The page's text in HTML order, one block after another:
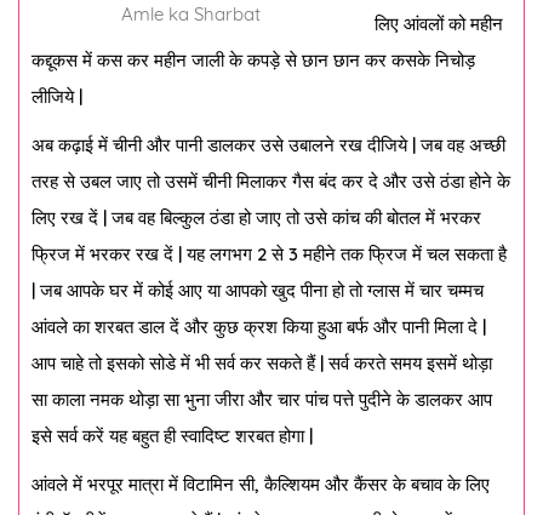
Amle ka Sharbat
लिए आंवलों को महीन
कद्दूकस में कस कर महीन जाली के कपड़े से छान छान कर कसके निचोड़
लीजिये |
अब कढ़ाई में चीनी और पानी डालकर उसे उबालने रख दीजिये | जब वह अच्छी
तरह से उबल जाए तो उसमें चीनी मिलाकर गैस बंद कर दे और उसे ठंडा होने के
लिए रख दें | जब वह बिल्कुल ठंडा हो जाए तो उसे कांच की बोतल में भरकर
फ्रिज में भरकर रख दें | यह लगभग 2 से 3 महीने तक फ्रिज में चल सकता है
| जब आपके घर में कोई आए या आपको खुद पीना हो तो ग्लास में चार चम्मच
आंवले का शरबत डाल दें और कुछ क्रश किया हुआ बर्फ और पानी मिला दे |
आप चाहे तो इसको सोडे में भी सर्व कर सकते हैं | सर्व करते समय इसमें थोड़ा
सा काला नमक थोड़ा सा भुना जीरा और चार पांच पत्ते पुदीने के डालकर आप
इसे सर्व करें यह बहुत ही स्वादिष्ट शरबत होगा |
आंवले में भरपूर मात्रा में विटामिन सी, कैल्शियम और कैंसर के बचाव के लिए